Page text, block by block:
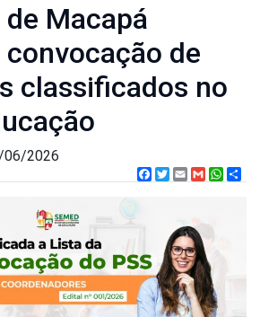
Macapá
convocação de
classificados no
06/2026
Facebook
TwitterEmailGmail